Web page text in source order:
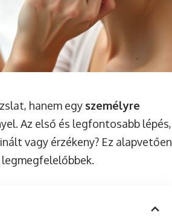
hanem egy személyre
Az első és legfontosabb lépés,
vagy érzékeny? Ez alapvetően